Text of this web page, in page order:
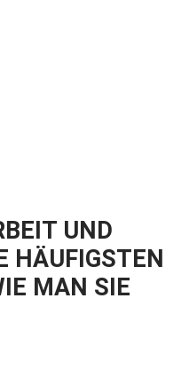
UND
HÄUFIGSTEN
MAN SIE